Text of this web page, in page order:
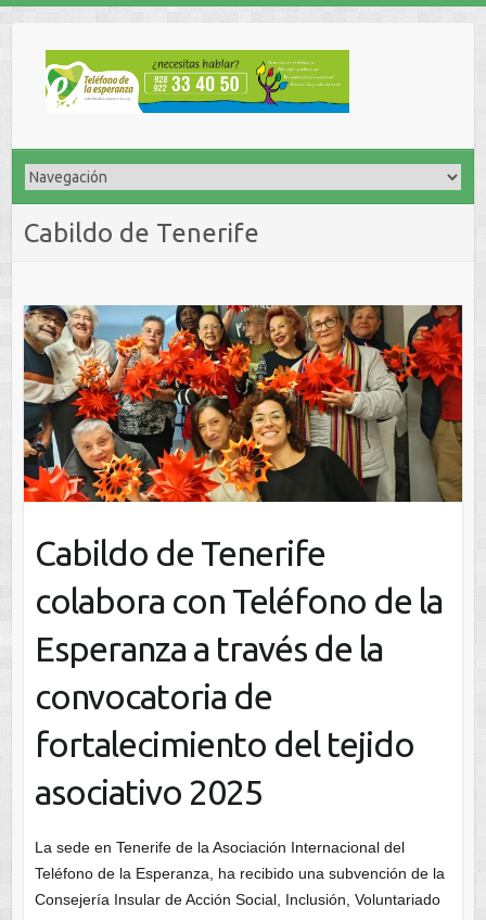
Cabildo de Tenerife
Cabildo de Tenerife
colabora con Teléfono de la
Esperanza a través de la
convocatoria de
fortalecimiento del tejido
asociativo 2025
La sede en Tenerife de la Asociación Internacional del
Teléfono de la Esperanza, ha recibido una subvención de la
Consejería Insular de Acción Social, Inclusión, Voluntariado